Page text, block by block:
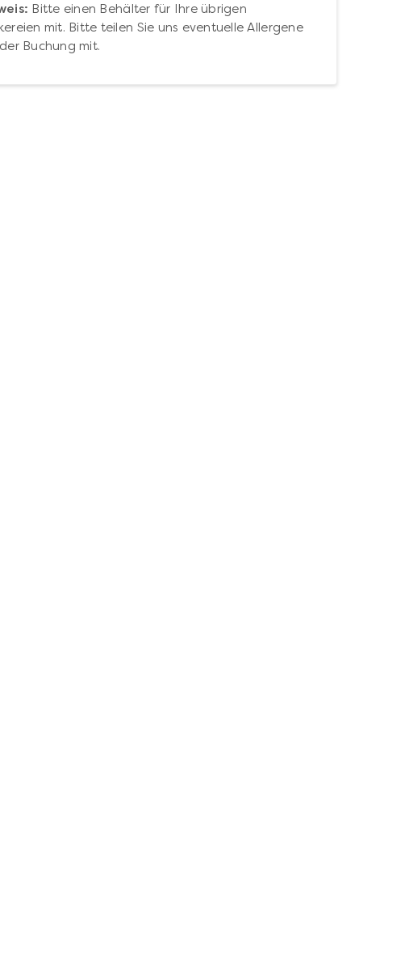
Bitte einen Behälter für Ihre übrigen
mit. Bitte teilen Sie uns eventuelle Allergene
Buchung mit.